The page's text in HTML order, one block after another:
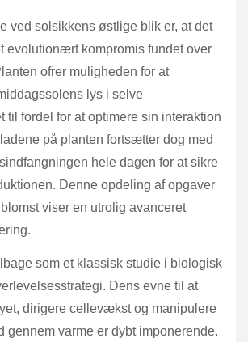
ved solsikkens østlige blik er, at det
evolutionært kompromis fundet over
ofrer muligheden for at
lys i selve
til fordel for at optimere sin interaktion
på planten fortsætter dog med
hele dagen for at sikre
Denne opdeling af opgaver
viser en utrolig avanceret
som et klassisk studie i biologisk
Dens evne til at
dirigere cellevækst og manipulere
gennem varme er dybt imponerende.